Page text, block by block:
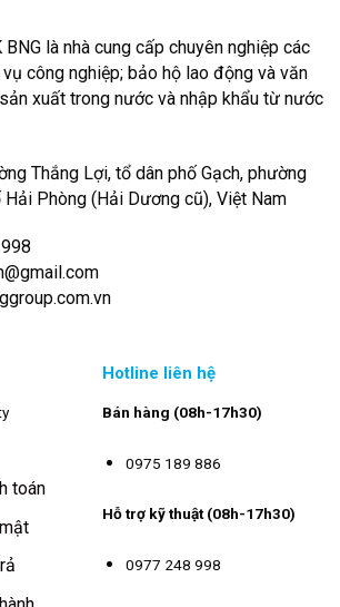
là nhà cung cấp chuyên nghiệp các
công nghiệp; bảo hộ lao động và văn
xuất trong nước và nhập khẩu từ nước
Thắng Lợi, tổ dân phố Gạch, phường
Hải Phòng (Hải Dương cũ), Việt Nam
toán
Hotline liên hệ
Bán hàng (08h-17h30)
0975 189 886
Hỗ trợ kỹ thuật (08h-17h30)
0977 248 998